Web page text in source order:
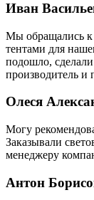
Иван
Мы обращались к
тентами для
подошло,
производитель и
Олеся
Могу
Заказывали
менеджеру
Антон